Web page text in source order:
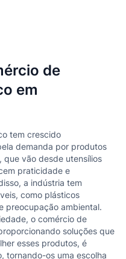
de
em
tem crescido
demanda por produtos
que vão desde utensílios
praticidade e
a indústria tem
como plásticos
preocupação ambiental.
o comércio de
soluções que
esses produtos, é
tornando-os uma escolha